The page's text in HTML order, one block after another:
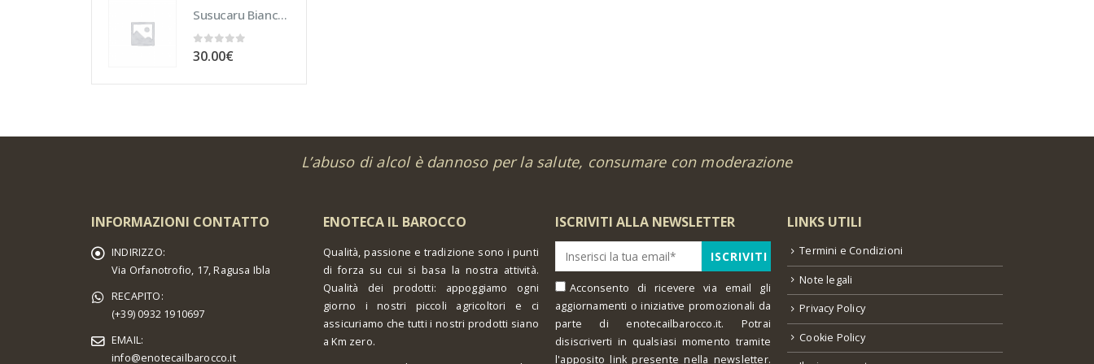
Susucaru Bianco 75 cl
0out of 5
30.00€
L’abuso di alcol è dannoso per la salute, consumare con moderazione
INFORMAZIONI CONTATTO
INDIRIZZO:
Via Orfanotrofio, 17, Ragusa Ibla
RECAPITO:
(+39) 0932 1910697
EMAIL:
info@enotecailbarocco.it
ENOTECA IL BAROCCO
Qualità, passione e tradizione sono i punti
di forza su cui si basa la nostra attività.
Qualità dei prodotti: appoggiamo ogni
giorno i nostri piccoli agricoltori e ci
assicuriamo che tutti i nostri prodotti siano
a Km zero.
ISCRIVITI ALLA NEWSLETTER
Acconsento di ricevere via email gli
aggiornamenti o iniziative promozionali da
parte di enotecailbarocco.it. Potrai
disiscriverti in qualsiasi momento tramite
l'apposito link presente nella newsletter.
LINKS UTILI
Termini e Condizioni
Note legali
Privacy Policy
Cookie Policy